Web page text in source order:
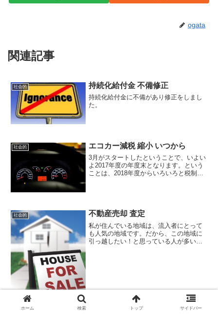
ogata
関連記事
社会的 持続化給付金 不備修正
持続化給付金に不備があり修正をしまし
た。
社会的 エコカー減税 縮小 いつから
3月がスタートしたということで、いよい
よ2017年度の年度末となります。という
ことは、2018年度からいろいろと税制が
社会的 不動産売却 査定
私が住んでいる地域は、流入者にとって
も人気の地域です。だから、この地域に
引っ越したい！と思っている人が多いよ
ホーム 検索 トップ サイドバー